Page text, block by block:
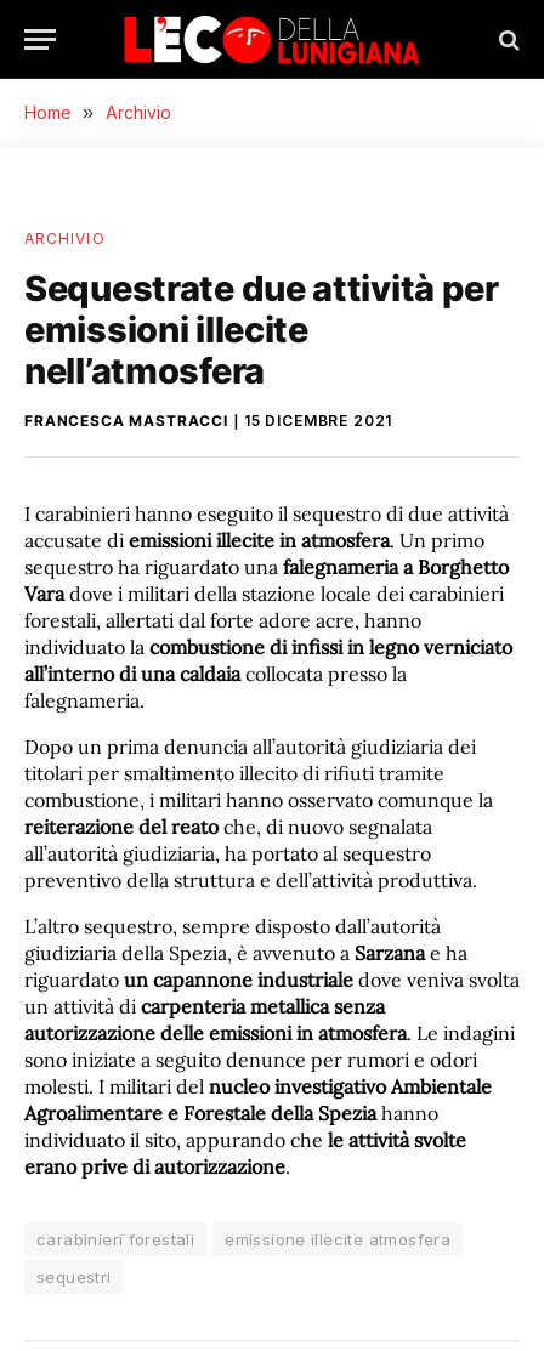
Home » Archivio
ARCHIVIO
Sequestrate due attività per
emissioni illecite
nell’atmosfera
FRANCESCA MASTRACCI 15 DICEMBRE 2021
I carabinieri hanno eseguito il sequestro di due attività
accusate di emissioni illecite in atmosfera. Un primo
sequestro ha riguardato una falegnameria a Borghetto
Varadove i militari della stazione locale dei carabinieri
forestali, allertati dal forte adore acre, hanno
individuato la combustione di infissi in legno verniciato
all’interno di una caldaiacollocata presso la
falegnameria.
Dopo un prima denuncia all’autorità giudiziaria dei
titolari per smaltimento illecito di rifiuti tramite
combustione, i militari hanno osservato comunque la
reiterazione del reatoche, di nuovo segnalata
all’autorità giudiziaria, ha portato al sequestro
preventivo della struttura e dell’attività produttiva.
L’altro sequestro, sempre disposto dall’autorità
giudiziaria della Spezia, è avvenuto a Sarzanae ha
riguardato un capannone industriale dove veniva svolta
un attività di carpenteria metallica senza
autorizzazione delle emissioni in atmosfera. Le indagini
sono iniziate a seguito denunce per rumori e odori
molesti. I militari del nucleo investigativo Ambientale
Agroalimentare e Forestale della Speziahanno
individuato il sito, appurando che le attività svolte
erano prive di autorizzazione.
carabinieri forestali
emissione illecite atmosfera
sequestri